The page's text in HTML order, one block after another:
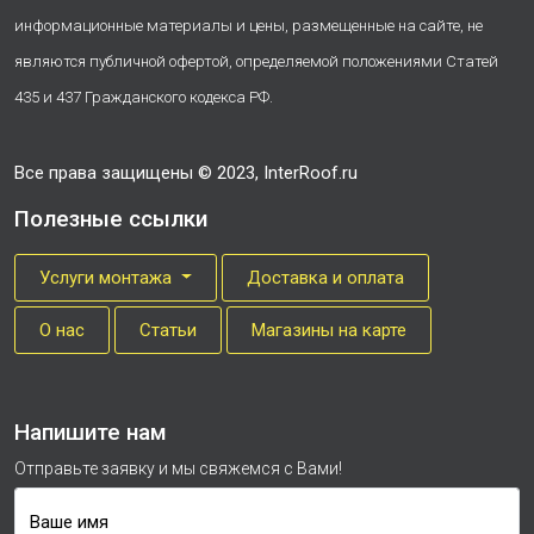
информационные материалы и цены, размещенные на сайте, не
являются публичной офертой, определяемой положениями Статей
435 и 437 Гражданского кодекса РФ.
Все права защищены © 2023, InterRoof.ru
Полезные ссылки
Услуги монтажа Доставка и оплата
О нас Cтатьи Магазины на карте
Напишите нам
Отправьте заявку и мы свяжемся с Вами!
Ваше имя